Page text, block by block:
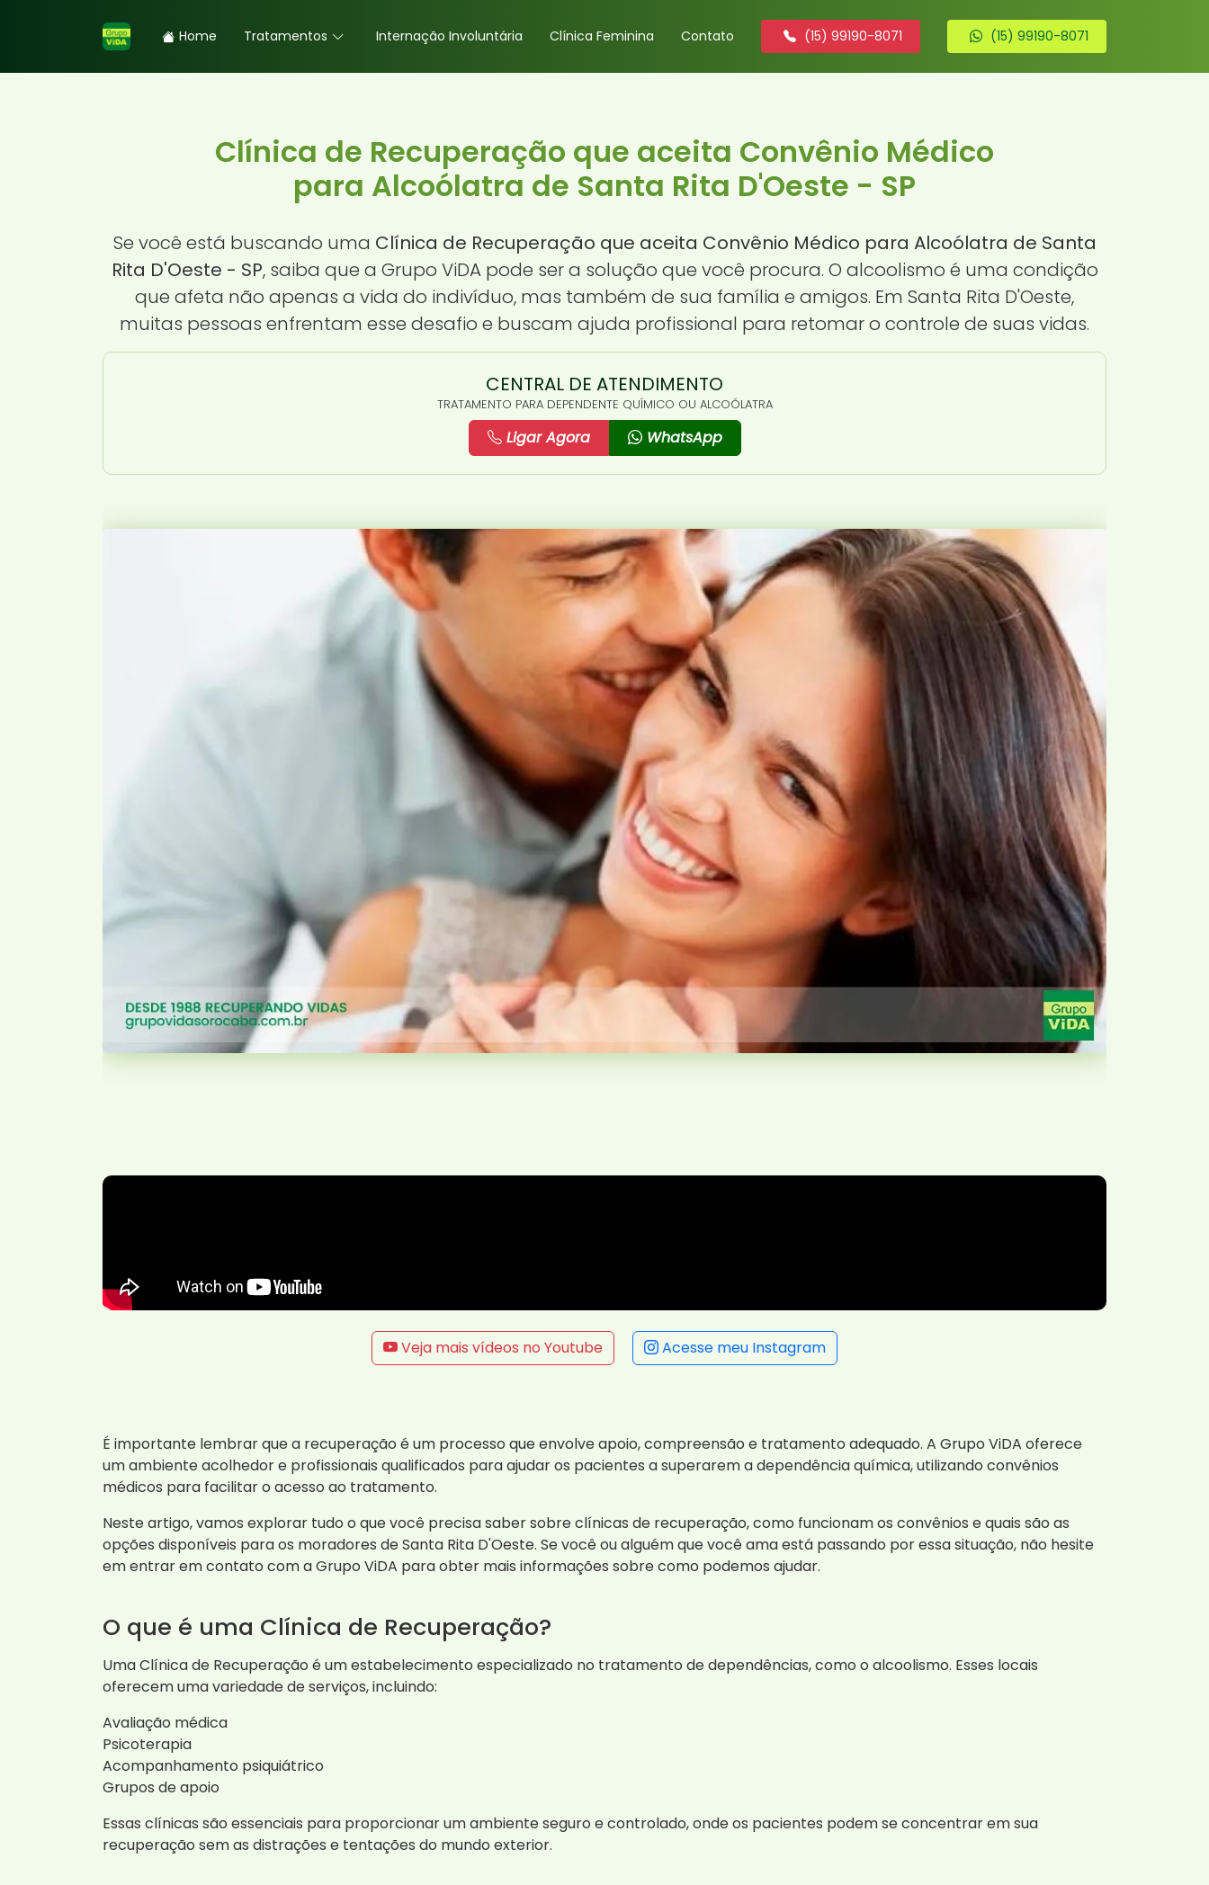
Home Tratamentos Internação Involuntária Clínica Feminina Contato (15) 99190-8071 (15) 99190-8071
Clínica de Recuperação que aceita Convênio Médico
para Alcoólatra de Santa Rita D'Oeste - SP
Se você está buscando uma Clínica de Recuperação que aceita Convênio Médico para Alcoólatra de Santa
Rita D'Oeste - SP, saiba que a Grupo ViDA pode ser a solução que você procura. O alcoolismo é uma condição
que afeta não apenas a vida do indivíduo, mas também de sua família e amigos. Em Santa Rita D'Oeste,
muitas pessoas enfrentam esse desafio e buscam ajuda profissional para retomar o controle de suas vidas.
CENTRAL DE ATENDIMENTO
TRATAMENTO PARA DEPENDENTE QUÍMICO OU ALCOÓLATRA
Ligar Agora WhatsApp
Veja mais vídeos no Youtube Acesse meu Instagram
É importante lembrar que a recuperação é um processo que envolve apoio, compreensão e tratamento adequado. A Grupo ViDA oferece
um ambiente acolhedor e profissionais qualificados para ajudar os pacientes a superarem a dependência química, utilizando convênios
médicos para facilitar o acesso ao tratamento.
Neste artigo, vamos explorar tudo o que você precisa saber sobre clínicas de recuperação, como funcionam os convênios e quais são as
opções disponíveis para os moradores de Santa Rita D'Oeste. Se você ou alguém que você ama está passando por essa situação, não hesite
em entrar em contato com a Grupo ViDA para obter mais informações sobre como podemos ajudar.
O que é uma Clínica de Recuperação?
Uma Clínica de Recuperação é um estabelecimento especializado no tratamento de dependências, como o alcoolismo. Esses locais
oferecem uma variedade de serviços, incluindo:
Avaliação médica
Psicoterapia
Acompanhamento psiquiátrico
Grupos de apoio
Essas clínicas são essenciais para proporcionar um ambiente seguro e controlado, onde os pacientes podem se concentrar em sua
recuperação sem as distrações e tentações do mundo exterior.